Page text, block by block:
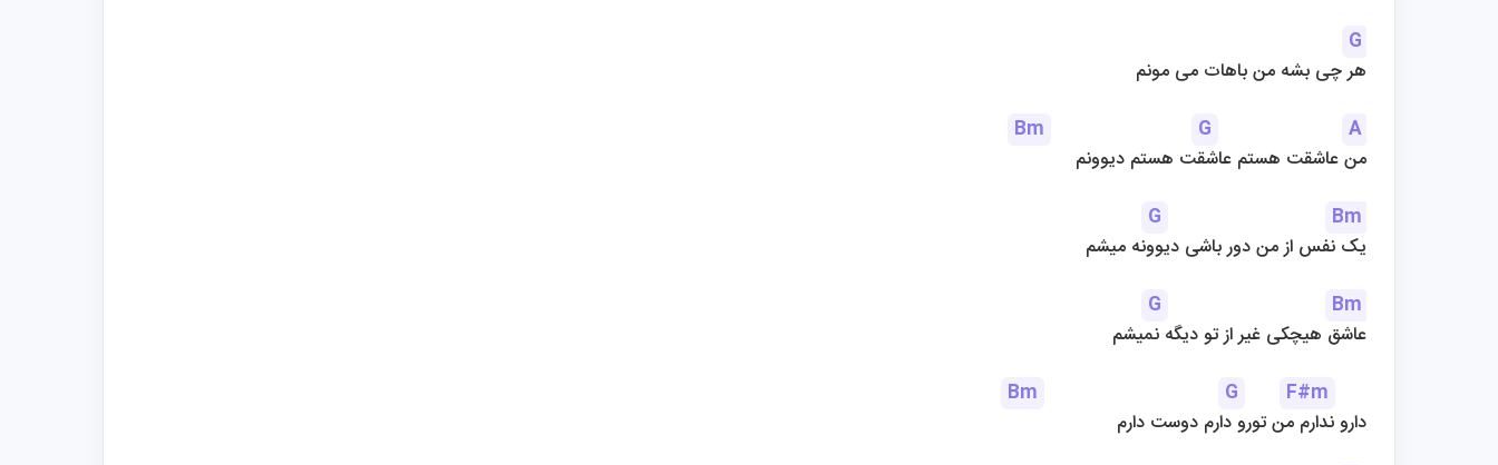
G
هر چی بشه من باهات می مونم
Bm
G
A
من عاشقت هستم عاشقت هستم دیوونم
G
Bm
یک نفس از من دور باشی دیوونه میشم
G
Bm
عاشق هیچکی غیر از تو دیگه نمیشم
Bm
G
F#m
دارو ندارم من تورو دارم دوست دارم